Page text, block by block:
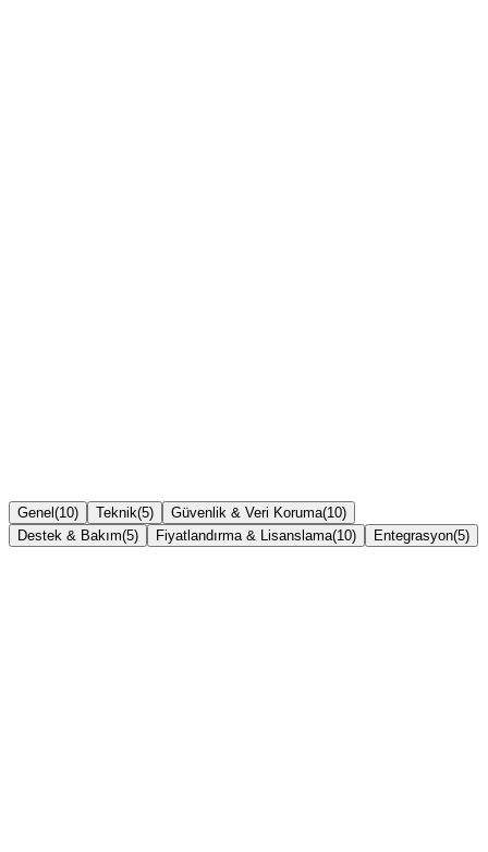
Genel (10) Teknik(5) Güvenlik & Veri Koruma(10)
Destek & Bakım(5) Fiyatlandırma & Lisanslama(10) Entegrasyon(5)